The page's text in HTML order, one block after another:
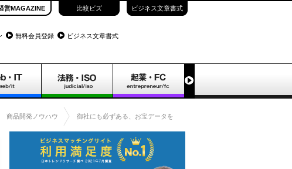
営MAGAZINE 比較ビズ ビジネス文章書式
無料会員登録 ビジネス文章書式
商品開発ノウハウ 御社にも必ずある、お宝データを活用していますか？